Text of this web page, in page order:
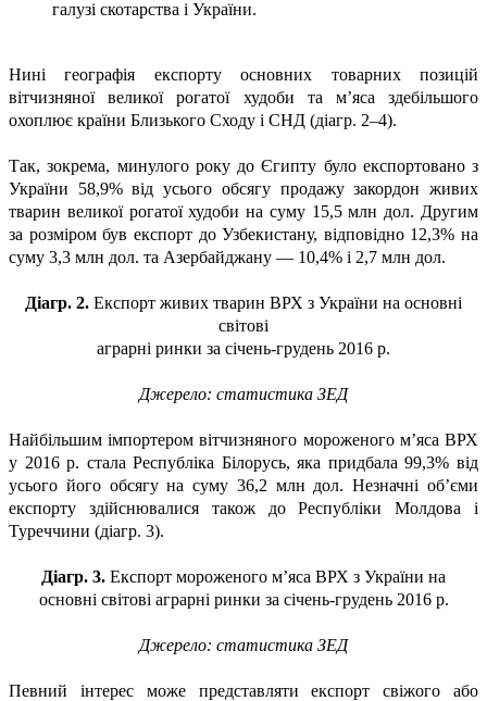
галузі скотарства і України.
Нині географія експорту основних товарних позицій
вітчизняної великої рогатої худоби та м’яса здебільшого
охоплює країни Близького Сходу і СНД (діагр. 2–4).
Так, зокрема, минулого року до Єгипту було експортовано з
України 58,9% від усього обсягу продажу закордон живих
тварин великої рогатої худоби на суму 15,5 млн дол. Другим
за розміром був експорт до Узбекистану, відповідно 12,3% на
суму 3,3 млн дол. та Азербайджану — 10,4% і 2,7 млн дол.
Діагр. 2. Експорт живих тварин ВРХ з України на основні
світові
аграрні ринки за січень-грудень 2016 р.
Джерело: статистика ЗЕД
Найбільшим імпортером віт­чизняного мороженого м’яса ВРХ
у 2016 р. стала Республіка Білорусь, яка придбала 99,3% від
усього його обсягу на суму 36,2 млн дол. Незначні об’єми
експорту здійснювалися також до Республіки Молдова і
Туреччини (діагр. 3).
Діагр. 3. Експорт мороженого м’яса ВРХ з України на
основні світові аграрні ринки за січень-грудень 2016 р.
Джерело: статистика ЗЕД
Певний інтерес може представляти експорт свіжого або